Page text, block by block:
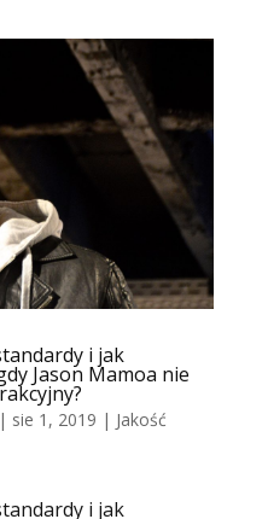
i jak
Jason Mamoa nie
| sie 1, 2019 | Jakość
i jak